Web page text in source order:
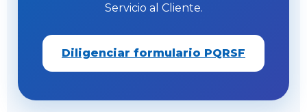
Servicio al Cliente.
Diligenciar formulario PQRSF